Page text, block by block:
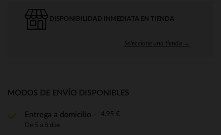
DISPONIBILIDAD INMEDIATA EN TIENDA
Seleccione una tienda →
MODOS DE ENVÍO DISPONIBLES
Entrega a domicilio 4,95 €
De 5 a 8 días